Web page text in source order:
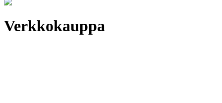
Verkkokauppa